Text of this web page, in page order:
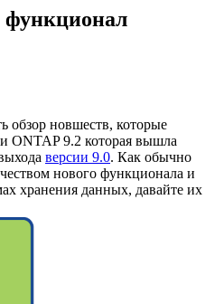
функционал
обзор новшеств, которые
ONTAP 9.2 которая вышла
версии 9.0. Как обычно
нового функционала и
хранения данных, давайте их